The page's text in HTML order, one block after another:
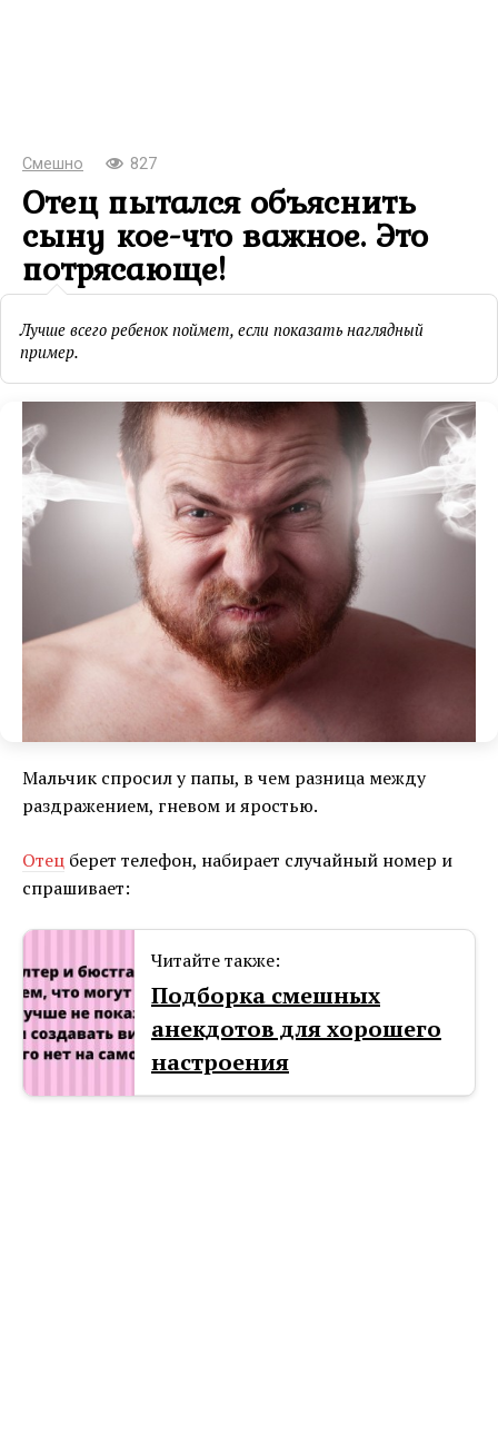
Смешно 827
Отец пытался объяснить
сыну кое-что важное. Это
потрясающе!
Лучше всего ребенок поймет, если показать наглядный
пример.
Мальчик спросил у папы, в чем разница между
раздражением, гневом и яростью.
Отец берет телефон, набирает случайный номер и
спрашивает:
Читайте также:
Подборка смешных
анекдотов для хорошего
настроения